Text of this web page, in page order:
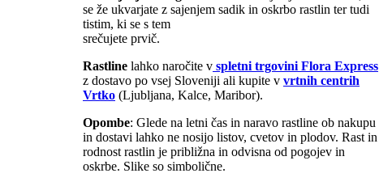
se že ukvarjate z sajenjem sadik in oskrbo rastlin ter tudi
tistim, ki se s tem
srečujete prvič.
Rastline lahko naročite v spletni trgovini Flora Express
z dostavo po vsej Sloveniji ali kupite v vrtnih centrih
Vrtko (Ljubljana, Kalce, Maribor).
Opombe: Glede na letni čas in naravo rastline ob nakupu
in dostavi lahko ne nosijo listov, cvetov in plodov. Rast in
rodnost rastlin je približna in odvisna od pogojev in
oskrbe. Slike so simbolične.